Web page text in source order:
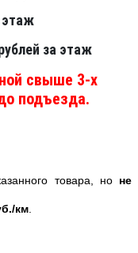
этаж
за этаж
свыше 3-х
подъезда.
товара, но не
км